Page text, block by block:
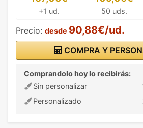
+1 ud. 50 uds.
Precio: desde 90,88€/ud.
COMPRA Y
Comprandolo hoy lo recibirás:
Sin personalizar
Personalizado